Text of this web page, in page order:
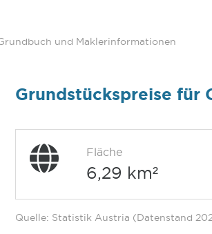
und Maklerinformationen
Grundstückspreise für
Fläche
6,29 km²
Quelle: Statistik Austria (Datenstand